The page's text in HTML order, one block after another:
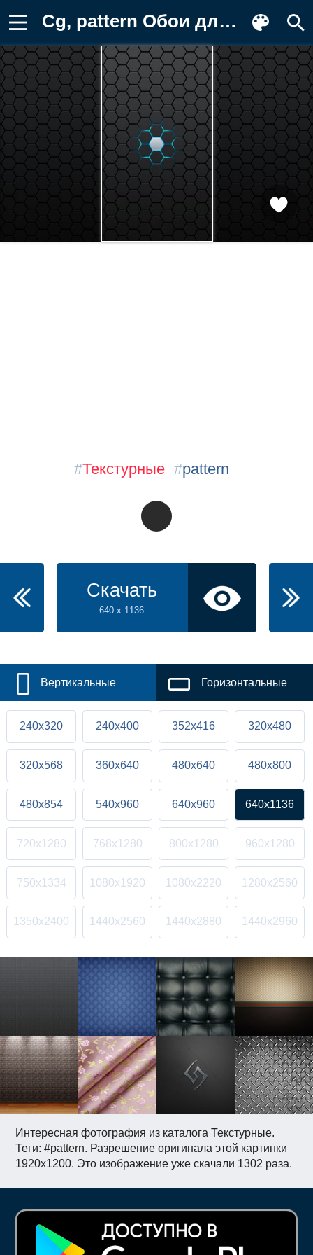
Cg, pattern Обои для телефона
Интересная фотография из каталога Текстурные.
Теги: #pattern. Разрешение оригинала этой картинки
1920x1200. Это изображение уже скачали 1302 раза.
#Текстурные #pattern
Скачать
640 x 1136
Вертикальные Горизонтальные
240x320 240x400 352x416 320x480
320x568 360x640 480x640 480x800
480x854 540x960 640x960 640x1136
720x1280 768x1280 800x1280 960x1280
750x1334 1080x1920 1080x2220 1280x2560
1350x2400 1440x2560 1440x2880 1440x2960